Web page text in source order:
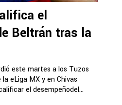
el
Beltrán tras la
este martes a los Tuzos
eLiga MX y en Chivas
el desempeñodel...